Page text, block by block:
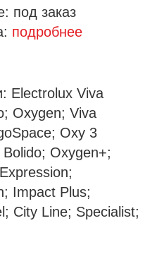
под заказ
подробнее
Electrolux Viva
Oxygen; Viva
Oxy 3
Oxygen+;
Impact Plus;
City Line; Specialist;